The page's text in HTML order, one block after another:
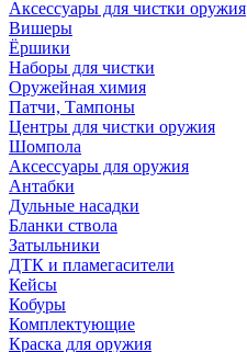
Аксессуары для чистки оружия
Вишеры
Ёршики
Наборы для чистки
Оружейная химия
Патчи, Тампоны
Центры для чистки оружия
Шомпола
Аксессуары для оружия
Антабки
Дульные насадки
Бланки ствола
Затыльники
ДТК и пламегасители
Кейсы
Кобуры
Комплектующие
Краска для оружия